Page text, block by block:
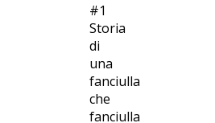
#1
Storia
di
una
fanciulla
che
fanciulla